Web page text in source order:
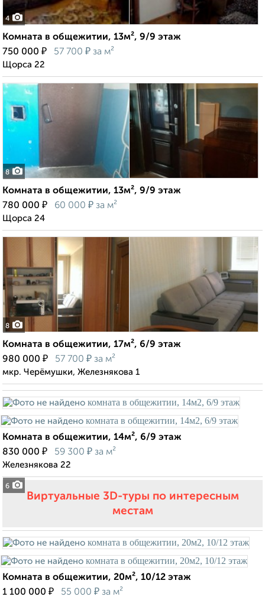
4
Комната в общежитии, 13м², 9/9 этаж
750 000 ₽ 57 700 ₽ за м²
Щорса 22
8
Комната в общежитии, 13м², 9/9 этаж
780 000 ₽ 60 000 ₽ за м²
Щорса 24
8
Комната в общежитии, 17м², 6/9 этаж
980 000 ₽ 57 700 ₽ за м²
мкр. Черёмушки, Железнякова 1
6
Комната в общежитии, 14м², 6/9 этаж
830 000 ₽ 59 300 ₽ за м²
Железнякова 22
Виртуальные 3D-туры по интересным
местам
Комната в общежитии, 20м², 10/12 этаж
1 100 000 ₽ 55 000 ₽ за м²